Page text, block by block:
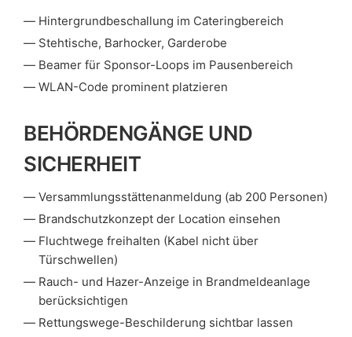
Hintergrundbeschallung im Cateringbereich
Stehtische, Barhocker, Garderobe
Beamer für Sponsor-Loops im Pausenbereich
WLAN-Code prominent platzieren
BEHÖRDENGÄNGE UND
SICHERHEIT
Versammlungsstättenanmeldung (ab 200 Personen)
Brandschutzkonzept der Location einsehen
Fluchtwege freihalten (Kabel nicht über
Türschwellen)
Rauch- und Hazer-Anzeige in Brandmeldeanlage
berücksichtigen
Rettungswege-Beschilderung sichtbar lassen